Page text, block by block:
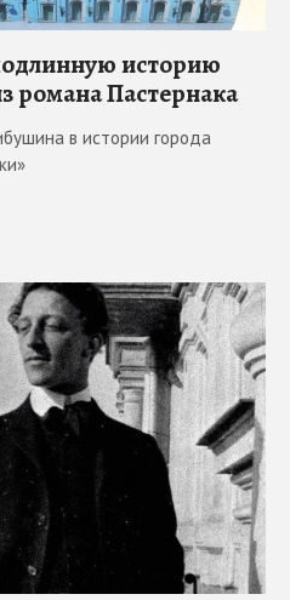
историю
романа Пастернака
в истории города